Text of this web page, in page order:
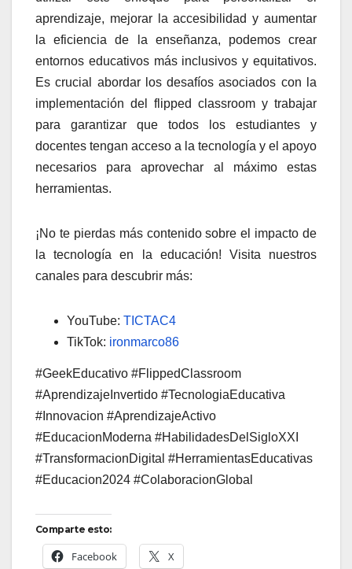
aprendizaje, mejorar la accesibilidad y aumentar
la eficiencia de la enseñanza, podemos crear
entornos educativos más inclusivos y equitativos.
Es crucial abordar los desafíos asociados con la
implementación del flipped classroom y trabajar
para garantizar que todos los estudiantes y
docentes tengan acceso a la tecnología y el apoyo
necesarios para aprovechar al máximo estas
herramientas.
¡No te pierdas más contenido sobre el impacto de
la tecnología en la educación! Visita nuestros
canales para descubrir más:
YouTube: TICTAC4
TikTok: ironmarco86
#GeekEducativo #FlippedClassroom
#AprendizajeInvertido #TecnologiaEducativa
#Innovacion #AprendizajeActivo
#EducacionModerna #HabilidadesDelSigloXXI
#TransformacionDigital #HerramientasEducativas
#Educacion2024 #ColaboracionGlobal
Comparte esto:
Facebook X